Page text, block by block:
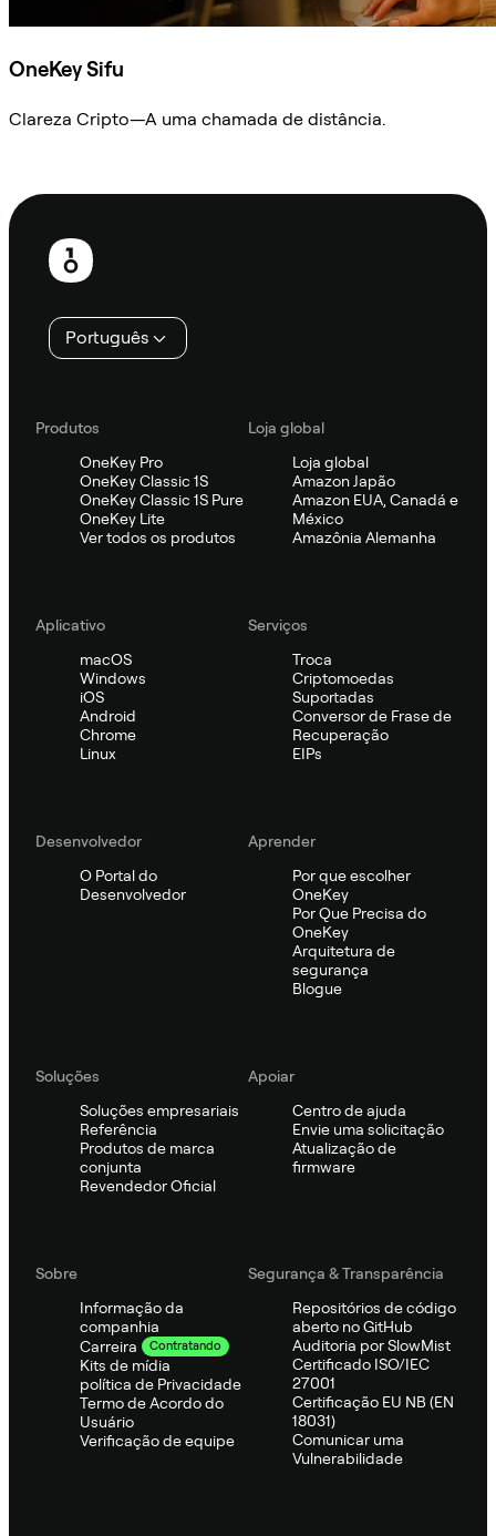
OneKey Sifu
Clareza Cripto—A uma chamada de distância.
Rodapé
Português
Produtos
OneKey Pro
OneKey Classic 1S
OneKey Classic 1S Pure
OneKey Lite
Ver todos os produtos
Loja global
Loja global
Amazon Japão
Amazon EUA, Canadá e
México
Amazônia Alemanha
Aplicativo
macOS
Windows
iOS
Android
Chrome
Linux
Serviços
Troca
Criptomoedas
Suportadas
Conversor de Frase de
Recuperação
EIPs
Desenvolvedor
O Portal do
Desenvolvedor
Aprender
Por que escolher
OneKey
Por Que Precisa do
OneKey
Arquitetura de
segurança
Blogue
Soluções
Soluções empresariais
Referência
Produtos de marca
conjunta
Revendedor Oficial
Apoiar
Centro de ajuda
Envie uma solicitação
Atualização de
firmware
Sobre
Informação da
companhia
Carreira
Contratando
Kits de mídia
política de Privacidade
Termo de Acordo do
Usuário
Verificação de equipe
Segurança & Transparência
Repositórios de código
aberto no GitHub
Auditoria por SlowMist
Certificado ISO/IEC
27001
Certificação EU NB (EN
18031)
Comunicar uma
Vulnerabilidade